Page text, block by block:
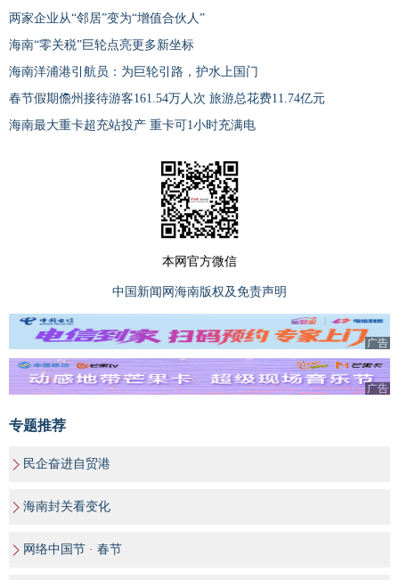
两家企业从“邻居”变为“增值合伙人”
海南“零关税”巨轮点亮更多新坐标
海南洋浦港引航员：为巨轮引路，护水上国门
春节假期儋州接待游客161.54万人次 旅游总花费11.74亿元
海南最大重卡超充站投产 重卡可1小时充满电
本网官方微信
中国新闻网海南版权及免责声明
广告
广告
专题推荐
民企奋进自贸港
海南封关看变化
网络中国节 · 春节